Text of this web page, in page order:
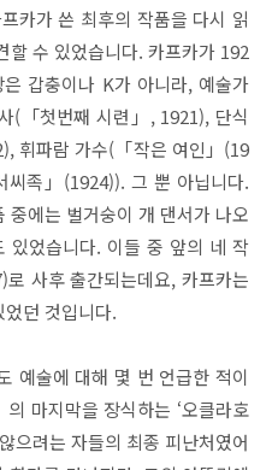
카가 쓴 최후의 작품을 다시 읽
할 수 있었습니다. 카프카가 192
갑충이나 K가 아니라, 예술가
(「첫번째 시련」, 1921), 단식
휘파람 가수(「작은 여인」(19
씨족」(1924)). 그 뿐 아닙니다.
중에는 벌거숭이 개 댄서가 나오
었습니다. 이들 중 앞의 네 작
사후 출간되는데요, 카프카는
던 것입니다.
예술에 대해 몇 번 언급한 적이
마지막을 장식하는 ‘오클라호
으려는 자들의 최종 피난처였어